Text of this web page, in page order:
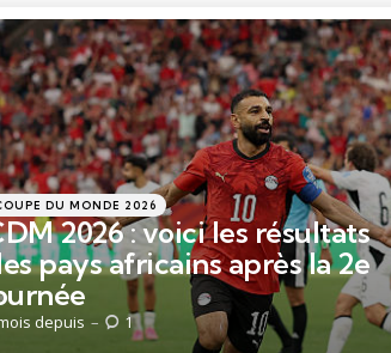
DU MONDE 2026
2026 : voici les résultats
pays africains après la 2e
depuis 1